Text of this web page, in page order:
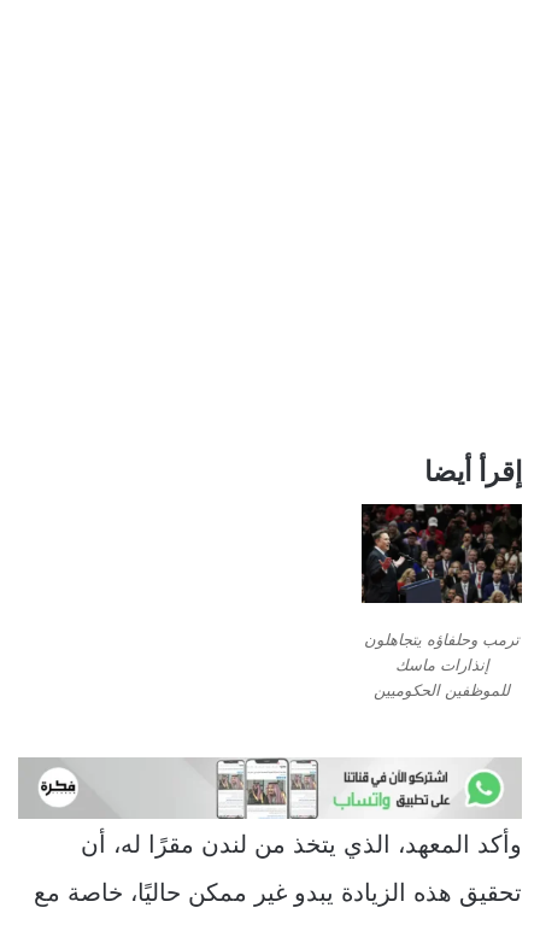
إقرأ أيضا
ترمب وحلفاؤه يتجاهلون
إنذارات ماسك
للموظفين الحكوميين
وأكد المعهد، الذي يتخذ من لندن مقرًا له، أن
تحقيق هذه الزيادة يبدو غير ممكن حاليًا، خاصة مع